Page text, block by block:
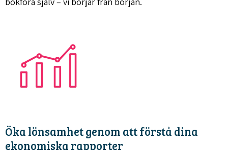
Öka lönsamhet genom att förstå dina
ekonomiska rapporter